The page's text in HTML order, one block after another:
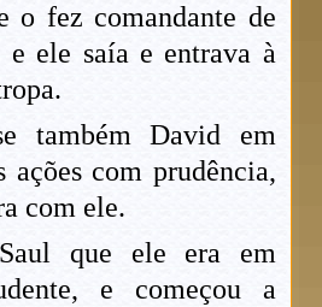
o fez comandante de
ele saía e entrava à
também David em
ações com prudência,
com ele.
que ele era em
e começou a